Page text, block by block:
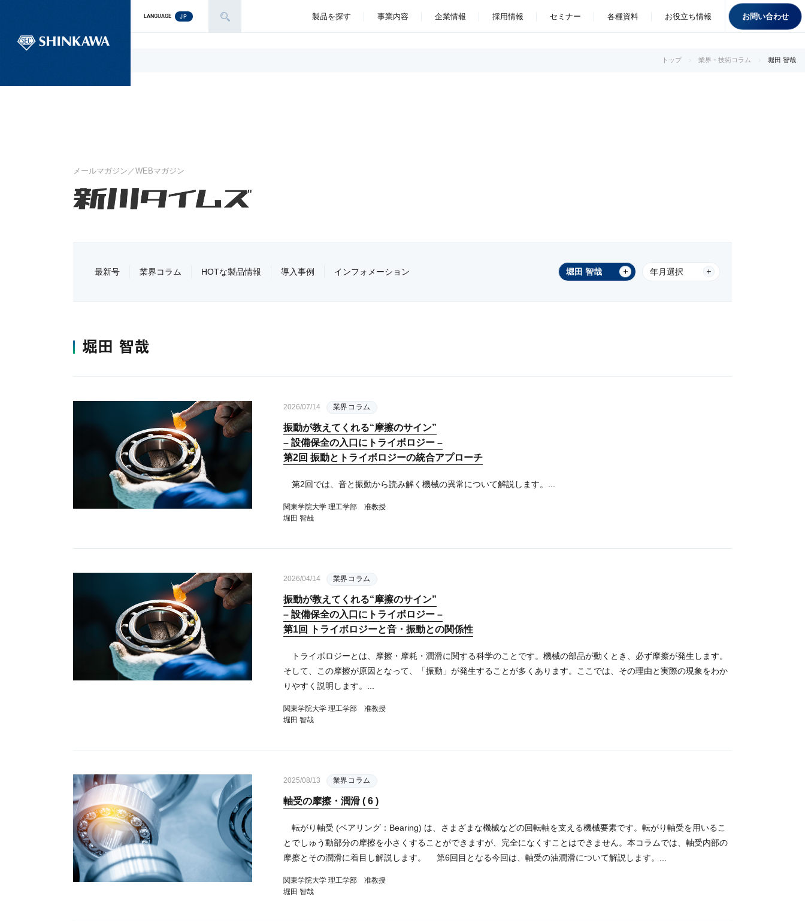
LANGUAGE JP 製品を探す 事業内容 企業情報 採用情報 セミナー 各種資料 お役立ち情報 お問い合わせ
トップ 業界・技術コラム 堀田 智哉
メールマガジン／WEBマガジン
最新号 業界コラム HOTな製品情報 導入事例 インフォメーション 堀田 智哉 年月選択
堀田 智哉
2026/07/14 業界コラム
振動が教えてくれる“摩擦のサイン”
– 設備保全の入口にトライボロジー –
第2回 振動とトライボロジーの統合アプローチ
第2回では、音と振動から読み解く機械の異常について解説します。...
関東学院大学 理工学部 准教授
堀田 智哉
2026/04/14 業界コラム
振動が教えてくれる“摩擦のサイン”
– 設備保全の入口にトライボロジー –
第1回 トライボロジーと音・振動との関係性
トライボロジーとは、摩擦・摩耗・潤滑に関する科学のことです。機械の部品が動くとき、必ず摩擦が発生します。
そして、この摩擦が原因となって、「振動」が発生することが多くあります。ここでは、その理由と実際の現象をわか
りやすく説明します。...
関東学院大学 理工学部 准教授
堀田 智哉
2025/08/13 業界コラム
軸受の摩擦・潤滑 ( 6 )
転がり軸受 (ベアリング：Bearing) は、さまざまな機械などの回転軸を支える機械要素です。転がり軸受を用いるこ
とでしゅう動部分の摩擦を小さくすることができますが、完全になくすことはできません。本コラムでは、軸受内部の
摩擦とその潤滑に着目し解説します。 第6回目となる今回は、軸受の油潤滑について解説します。...
関東学院大学 理工学部 准教授
堀田 智哉